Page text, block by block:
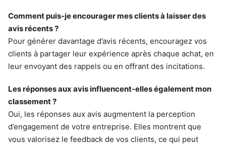
Comment puis-je encourager mes clients à laisser des
avis récents ?
Pour générer davantage d’avis récents, encouragez vos
clients à partager leur expérience après chaque achat, en
leur envoyant des rappels ou en offrant des incitations.
Les réponses aux avis influencent-elles également mon
classement ?
Oui, les réponses aux avis augmentent la perception
d’engagement de votre entreprise. Elles montrent que
vous valorisez le feedback de vos clients, ce qui peut